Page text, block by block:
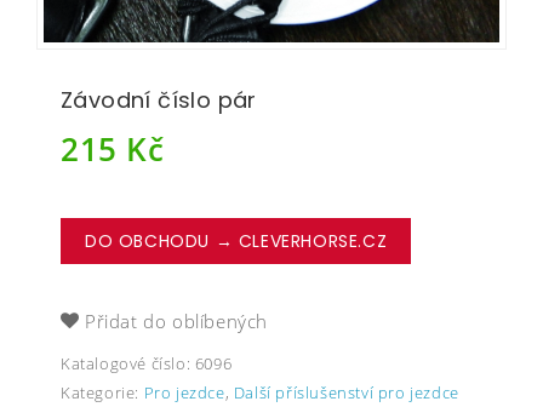
Závodní číslo pár
215 Kč
DO OBCHODU → CLEVERHORSE.CZ
Přidat do oblíbených
Katalogové číslo: 6096
Kategorie: Pro jezdce, Další příslušenství pro jezdce